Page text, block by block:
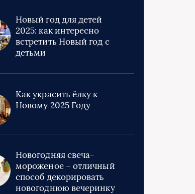
Новый год для детей
2025: как интересно
встретить Новый год с
детьми
Как украсить ёлку к
Новому 2025 Году
Новогодняя свеча-
мороженое – отличный
способ декорировать
новогоднюю вечеринку